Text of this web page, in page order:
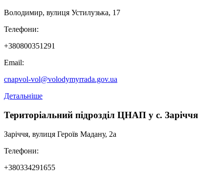
Володимир, вулиця Устилузька, 17
Телефони:
+380800351291
Email:
cnapvol-vol@volodymyrrada.gov.ua
Детальніше
Територіальний підрозділ ЦНАП у с. Заріччя
Заріччя, вулиця Героїв Мадану, 2а
Телефони:
+380334291655